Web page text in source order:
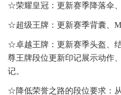
☆荣耀皇冠：更新赛季降落伞
☆超级王牌：更新赛季背囊、
☆卓越王牌：更新赛季头盔、
尊王牌段位更新印记展示动作
记。
☆降低荣誉之路的段位要求：从